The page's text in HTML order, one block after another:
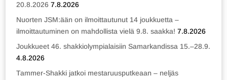
20.8.2026 7.8.2026
Nuorten JSM:ään on ilmoittautunut 14 joukkuetta –
ilmoittautuminen on mahdollista vielä 9.8. saakka! 7.8.2026
Joukkueet 46. shakkiolympialaisiin Samarkandissa 15.–28.9.
4.8.2026
Tammer-Shakki jatkoi mestaruusputkeaan – neljäs